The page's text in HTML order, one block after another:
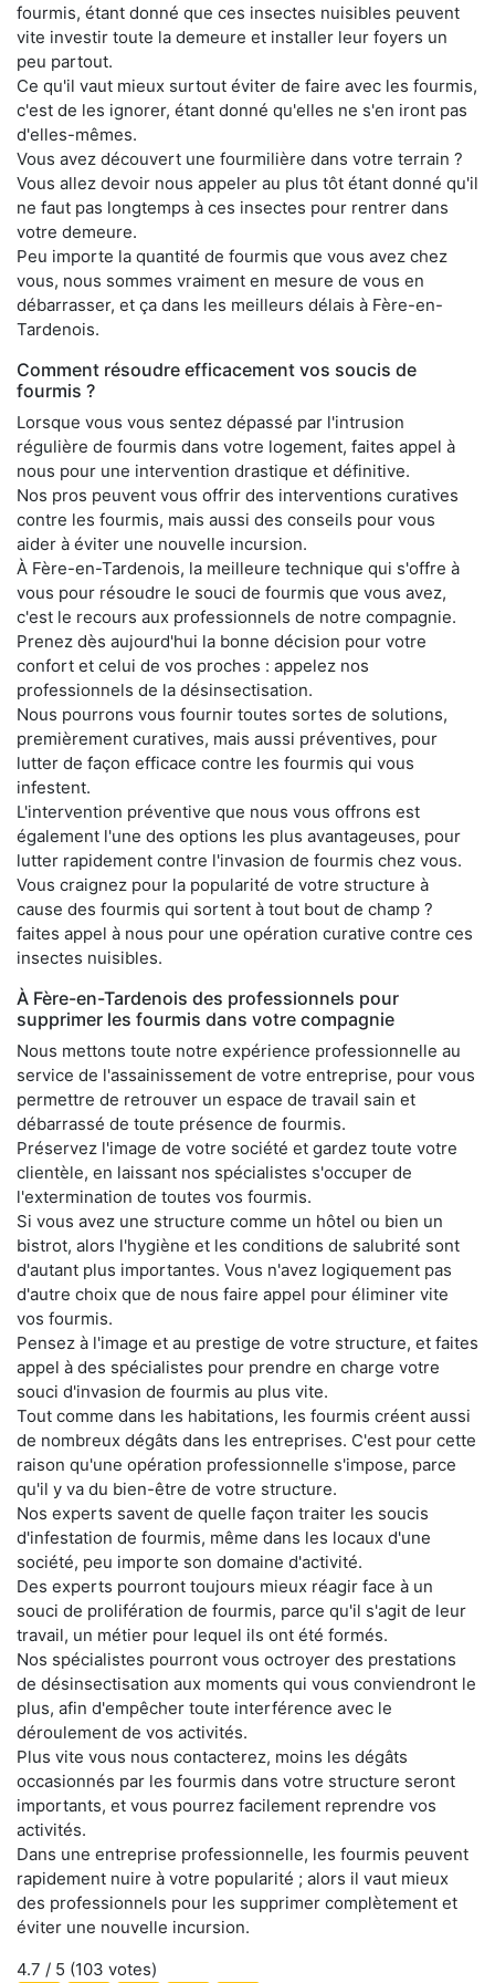
fourmis, étant donné que ces insectes nuisibles peuvent
vite investir toute la demeure et installer leur foyers un
peu partout.
Ce qu'il vaut mieux surtout éviter de faire avec les fourmis,
c'est de les ignorer, étant donné qu'elles ne s'en iront pas
d'elles-mêmes.
Vous avez découvert une fourmilière dans votre terrain ?
Vous allez devoir nous appeler au plus tôt étant donné qu'il
ne faut pas longtemps à ces insectes pour rentrer dans
votre demeure.
Peu importe la quantité de fourmis que vous avez chez
vous, nous sommes vraiment en mesure de vous en
débarrasser, et ça dans les meilleurs délais à Fère-en-
Tardenois.
Comment résoudre efficacement vos soucis de
fourmis ?
Lorsque vous vous sentez dépassé par l'intrusion
régulière de fourmis dans votre logement, faites appel à
nous pour une intervention drastique et définitive.
Nos pros peuvent vous offrir des interventions curatives
contre les fourmis, mais aussi des conseils pour vous
aider à éviter une nouvelle incursion.
À Fère-en-Tardenois, la meilleure technique qui s'offre à
vous pour résoudre le souci de fourmis que vous avez,
c'est le recours aux professionnels de notre compagnie.
Prenez dès aujourd'hui la bonne décision pour votre
confort et celui de vos proches : appelez nos
professionnels de la désinsectisation.
Nous pourrons vous fournir toutes sortes de solutions,
premièrement curatives, mais aussi préventives, pour
lutter de façon efficace contre les fourmis qui vous
infestent.
L'intervention préventive que nous vous offrons est
également l'une des options les plus avantageuses, pour
lutter rapidement contre l'invasion de fourmis chez vous.
Vous craignez pour la popularité de votre structure à
cause des fourmis qui sortent à tout bout de champ ?
faites appel à nous pour une opération curative contre ces
insectes nuisibles.
À Fère-en-Tardenois des professionnels pour
supprimer les fourmis dans votre compagnie
Nous mettons toute notre expérience professionnelle au
service de l'assainissement de votre entreprise, pour vous
permettre de retrouver un espace de travail sain et
débarrassé de toute présence de fourmis.
Préservez l'image de votre société et gardez toute votre
clientèle, en laissant nos spécialistes s'occuper de
l'extermination de toutes vos fourmis.
Si vous avez une structure comme un hôtel ou bien un
bistrot, alors l'hygiène et les conditions de salubrité sont
d'autant plus importantes. Vous n'avez logiquement pas
d'autre choix que de nous faire appel pour éliminer vite
vos fourmis.
Pensez à l'image et au prestige de votre structure, et faites
appel à des spécialistes pour prendre en charge votre
souci d'invasion de fourmis au plus vite.
Tout comme dans les habitations, les fourmis créent aussi
de nombreux dégâts dans les entreprises. C'est pour cette
raison qu'une opération professionnelle s'impose, parce
qu'il y va du bien-être de votre structure.
Nos experts savent de quelle façon traiter les soucis
d'infestation de fourmis, même dans les locaux d'une
société, peu importe son domaine d'activité.
Des experts pourront toujours mieux réagir face à un
souci de prolifération de fourmis, parce qu'il s'agit de leur
travail, un métier pour lequel ils ont été formés.
Nos spécialistes pourront vous octroyer des prestations
de désinsectisation aux moments qui vous conviendront le
plus, afin d'empêcher toute interférence avec le
déroulement de vos activités.
Plus vite vous nous contacterez, moins les dégâts
occasionnés par les fourmis dans votre structure seront
importants, et vous pourrez facilement reprendre vos
activités.
Dans une entreprise professionnelle, les fourmis peuvent
rapidement nuire à votre popularité ; alors il vaut mieux
des professionnels pour les supprimer complètement et
éviter une nouvelle incursion.
4.7 / 5 (103 votes)